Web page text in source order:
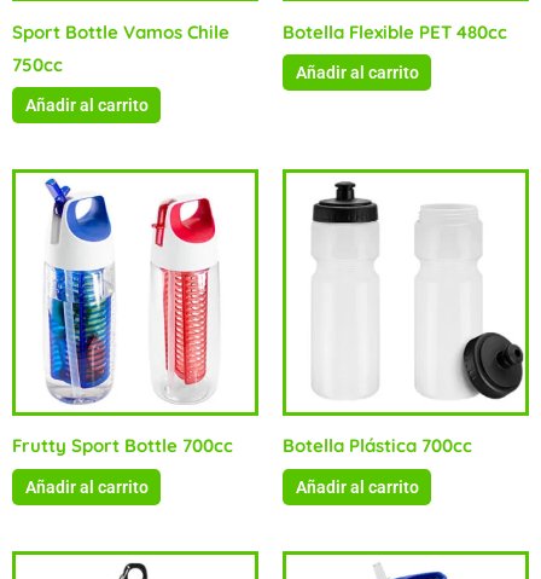
Sport Bottle Vamos Chile
750cc
Añadir al carrito
Botella Flexible PET 480cc
Añadir al carrito
Frutty Sport Bottle 700cc
Añadir al carrito
Botella Plástica 700cc
Añadir al carrito